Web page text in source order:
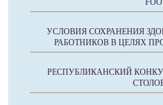
УСЛОВИЯ СОХРАНЕНИЯ
РАБОТНИКОВ В ЦЕЛЯХ
РЕСПУБЛИКАНСКИЙ